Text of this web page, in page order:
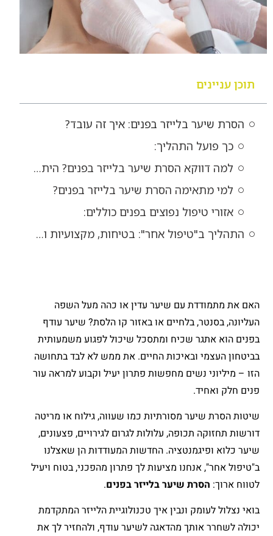
תוכן עניינים
הסרת שיער בלייזר בפנים: איך זה עובד?
כך פועל התהליך:
למה דווקא הסרת שיער בלייזר בפנים? היתרונות הבולטים
למי מתאימה הסרת שיער בלייזר בפנים?
אזורי טיפול נפוצים בפנים כוללים:
התהליך ב"טיפול אחר": בטיחות, מקצועיות ותוצאות מותאמות אישית עבורך
האם את מתמודדת עם שיער עדין או כהה מעל השפה
העליונה, בסנטר, בלחיים או באזור קו הלסת? שיער עודף
בפנים הוא אתגר שכיח ומתסכל שיכול לפגוע משמעותית
בביטחון העצמי ובאיכות החיים. את ממש לא לבד בתחושה
הזו – מיליוני נשים מחפשות פתרון יעיל וקבוע למראה עור
פנים חלק ואחיד.
שיטות הסרת שיער מסורתיות כמו שעווה, גילוח או מריטה
דורשות תחזוקה תכופה, עלולות לגרום לגירויים, פצעונים,
שיער כלוא ופיגמנטציה. החדשות המעודדות הן שאצלנו
ב"טיפול אחר", אנחנו מציעות לך פתרון מהפכני, בטוח ויעיל
לטווח ארוך: הסרת שיער בלייזר בפנים.
בואי נצלול לעומק ונבין איך טכנולוגיית הלייזר המתקדמת
יכולה לשחרר אותך מהדאגה לשיער עודף, ולהחזיר לך את